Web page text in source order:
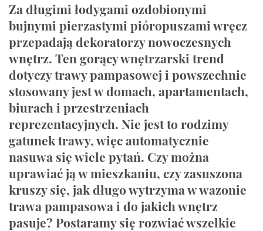
Za długimi łodygami ozdobionymi
bujnymi pierzastymi pióropuszami wręcz
przepadają dekoratorzy nowoczesnych
wnętrz. Ten gorący wnętrzarski trend
dotyczy trawy pampasowej i powszechnie
stosowany jest w domach, apartamentach,
biurach i przestrzeniach
reprezentacyjnych. Nie jest to rodzimy
gatunek trawy, więc automatycznie
nasuwa się wiele pytań. Czy można
uprawiać ją w mieszkaniu, czy zasuszona
kruszy się, jak długo wytrzyma w wazonie
trawa pampasowa i do jakich wnętrz
pasuje? Postaramy się rozwiać wszelkie